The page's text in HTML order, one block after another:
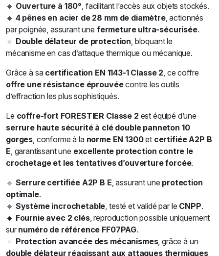
🔹 Ouverture à 180° , facilitant l’accès aux objets stockés.
🔹 4 pênes en acier de 28 mm de diamètre, actionnés
par poignée, assurant une fermeture ultra-sécurisée.
🔹 Double délateur de protection , bloquant le
mécanisme en cas d’attaque thermique ou mécanique.
Grâce à sa certification EN 1143-1 Classe 2 , ce coffre
offre une résistance éprouvéecontre les outils
d’effraction les plus sophistiqués.
Le coffre-fort FORESTIER Classe 2 est équipé d’une
serrure haute sécurité à clé double panneton 10
gorges , conforme à la norme EN 1300et certifiée A2P B
E , garantissant une excellente protection contre le
crochetage et les tentatives d’ouverture forcée.
🔹 Serrure certifiée A2P B E , assurant une protection
optimale.
🔹 Système incrochetable , testé et validé par le CNPP.
🔹 Fournie avec 2 clés, reproduction possible uniquement
sur numéro de référence FF07PAG.
🔹 Protection avancée des mécanismes, grâce à un
double délateur réagissant aux attaques thermiques